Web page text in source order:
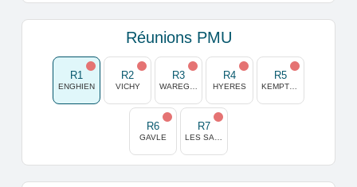
Réunions PMU
R1
ENGHIEN
R2
VICHY
R3 R4
HYERES
R5
R6
GAVLE
R7